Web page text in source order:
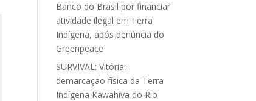
Banco do Brasil por financiar
atividade ilegal em Terra
Indígena, após denúncia do
Greenpeace
SURVIVAL: Vitória:
demarcação física da Terra
Indígena Kawahiva do Rio